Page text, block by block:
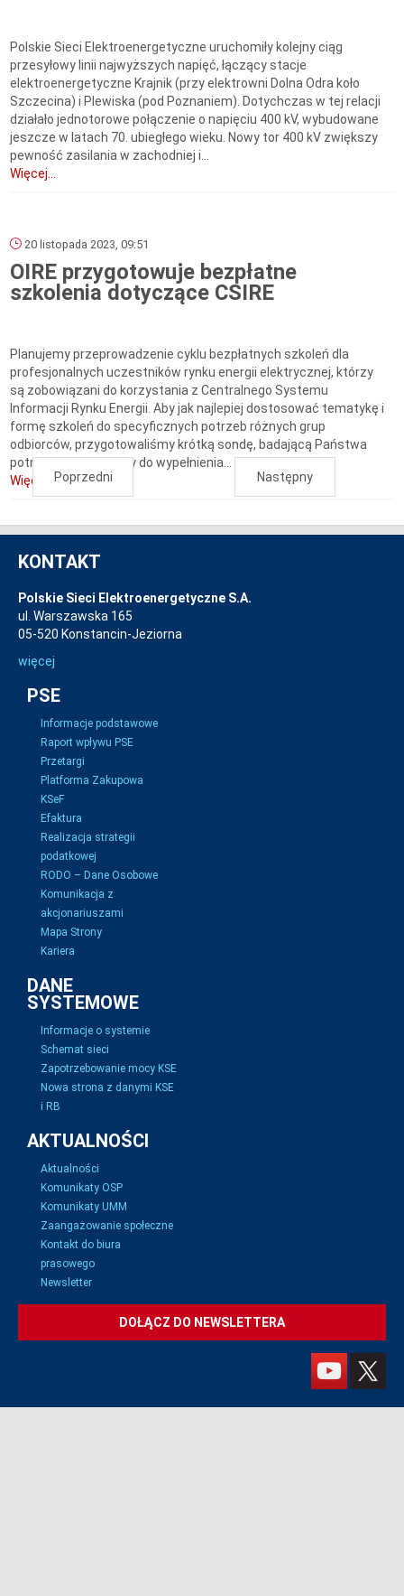
Polskie Sieci Elektroenergetyczne uruchomiły kolejny ciąg
przesyłowy linii najwyższych napięć, łączący stacje
elektroenergetyczne Krajnik (przy elektrowni Dolna Odra koło
Szczecina) i Plewiska (pod Poznaniem). Dotychczas w tej relacji
działało jednotorowe połączenie o napięciu 400 kV, wybudowane
jeszcze w latach 70. ubiegłego wieku. Nowy tor 400 kV zwiększy
pewność zasilania w zachodniej i...
Więcej...
20 listopada 2023, 09:51
OIRE przygotowuje bezpłatne
szkolenia dotyczące CSIRE
Planujemy przeprowadzenie cyklu bezpłatnych szkoleń dla
profesjonalnych uczestników rynku energii elektrycznej, którzy
są zobowiązani do korzystania z Centralnego Systemu
Informacji Rynku Energii. Aby jak najlepiej dostosować tematykę i
formę szkoleń do specyficznych potrzeb różnych grup
odbiorców, przygotowaliśmy krótką sondę, badającą Państwa
potrzeby. Zachęcamy do wypełnienia...
Więcej...Poprzedni Następny
KONTAKT
Polskie Sieci Elektroenergetyczne S.A.
ul. Warszawska 165
05-520 Konstancin-Jeziorna
więcej
PSE
Informacje podstawowe
Raport wpływu PSE
Przetargi
Platforma Zakupowa
KSeF
Efaktura
Realizacja strategii
podatkowej
RODO – Dane Osobowe
Komunikacja z
akcjonariuszami
Mapa Strony
Kariera
DANE
SYSTEMOWE
Informacje o systemie
Schemat sieci
Zapotrzebowanie mocy KSE
Nowa strona z danymi KSE
i RB
AKTUALNOŚCI
Aktualności
Komunikaty OSP
Komunikaty UMM
Zaangażowanie społeczne
Kontakt do biura
prasowego
Newsletter
DOŁĄCZ DO NEWSLETTERA